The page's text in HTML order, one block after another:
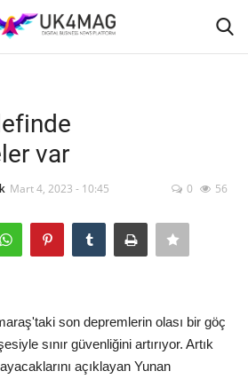
var
Mart 4, 2023 - 10:45 0 56
son depremlerin olası bir göç
sınır güvenliğini artırıyor. Artık
açıklayan Yunan